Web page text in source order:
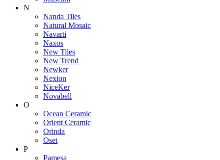
N
Nanda Tiles
Natural Mosaic
Navarti
Naxos
New Tiles
New Trend
Newker
Nexion
NiceKer
Novabell
O
Ocean Ceramic
Orient Ceramic
Orinda
Oset
P
Pamesa